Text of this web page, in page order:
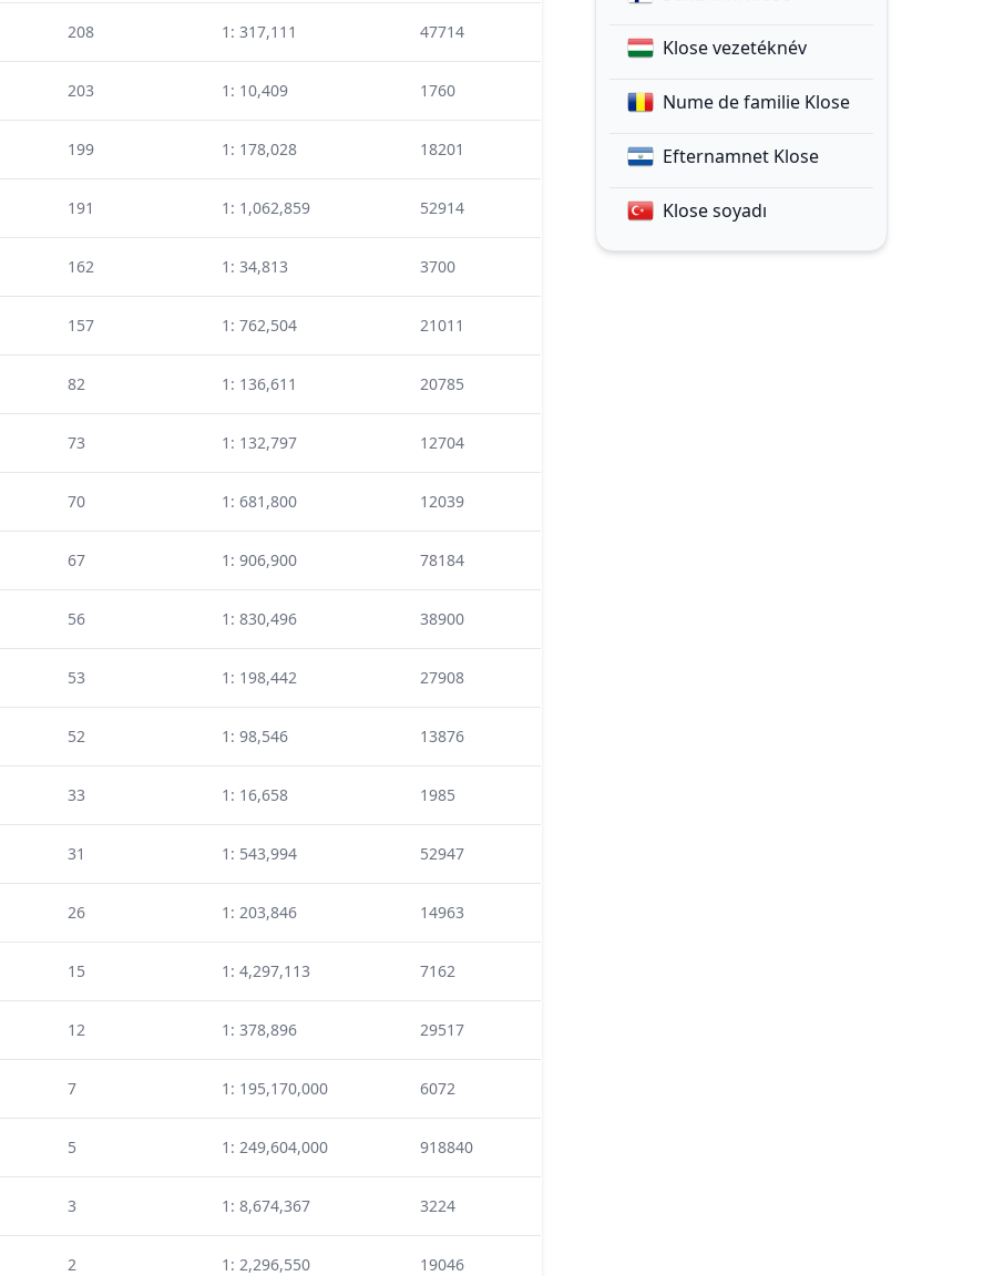
208 1: 317,111 47714
203 1: 10,409 1760
199 1: 178,028 18201
191 1: 1,062,859 52914
162 1: 34,813 3700
157 1: 762,504 21011
82 1: 136,611 20785
73 1: 132,797 12704
70 1: 681,800 12039
67 1: 906,900 78184
56 1: 830,496 38900
53 1: 198,442 27908
52 1: 98,546 13876
33 1: 16,658 1985
31 1: 543,994 52947
26 1: 203,846 14963
15 1: 4,297,113 7162
12 1: 378,896 29517
7 1: 195,170,000 6072
5 1: 249,604,000 918840
3 1: 8,674,367 3224
2 1: 2,296,550 19046
Klose vezetéknév
Nume de familie Klose
Efternamnet Klose
Klose soyadı